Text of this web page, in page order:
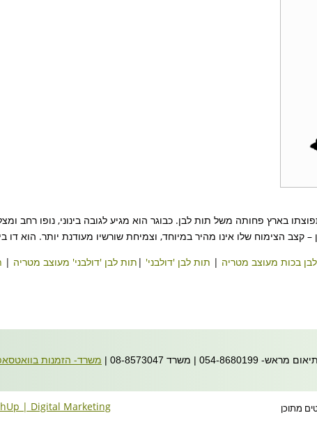
בארץ פחותה משל תות לבן. כבוגר הוא מגיע לגובה בינוני, נופו רחב
הצימוח שלו אינו מהיר במיוחד, וצמיחת שורשיו מעודנת יותר. הוא דו
בכות מעוצב מטריה | תות לבן 'דולבני' | תות לבן 'דולבני' מעוצב מטריה |
משרד 08-8573047 | משרד- הזמנות בוואטסאפ 054-
מתוכן | Digital Marketing